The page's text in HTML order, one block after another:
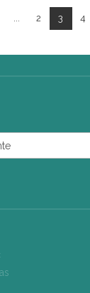
2 3 4